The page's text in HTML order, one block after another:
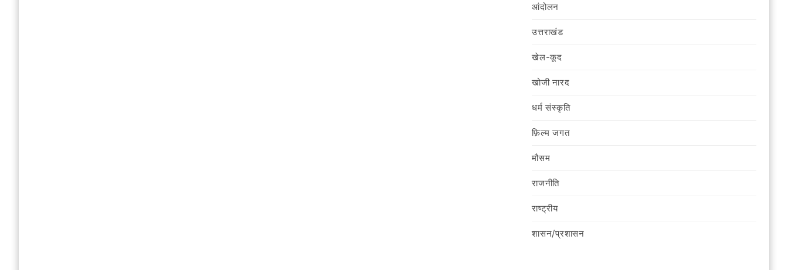
आंदोलन
उत्तराखंड
खेल-कूद
खोजी नारद
धर्म संस्कृति
फ़िल्‍म जगत
मौसम
राजनीति
राष्ट्रीय
शासन/प्रशासन